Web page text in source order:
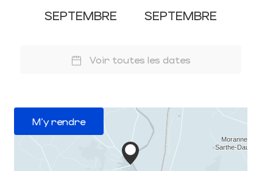
SEPTEMBRE SEPTEMBRE
Voir toutes les dates
M'y rendre